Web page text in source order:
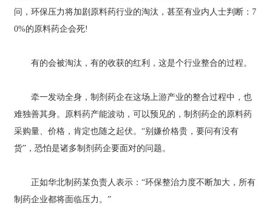
问，环保压力将加剧原料药行业的淘汰，甚至有业内人士判断：7
0%的原料药企会死!
有的会被淘汰，有的收获的红利，这是个行业整合的过程。
牵一发动全身，制剂药企在这场上游产业的整合过程中，也
难独善其身。原料药产能波动，可以预见的，制剂药企的原料药
采购量、价格，肯定也随之起伏。“别嫌价格贵，要问有没有
货”，恐怕是诸多制剂药企要面对的问题。
正如华北制药某负责人表示：“环保整治力度不断加大，所有
制药企业都将面临压力。”